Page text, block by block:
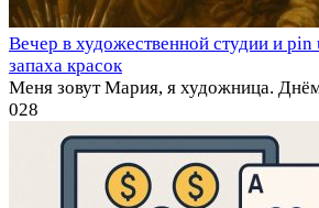
Вечер в художественной студии и
запаха красок
Меня зовут Мария, я художница.
028